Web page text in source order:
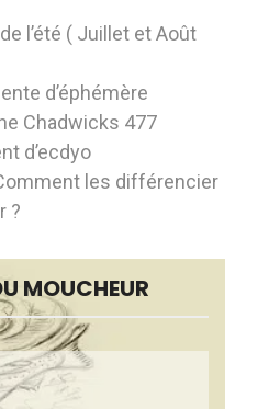
l’été ( Juillet et Août
d’éphémère
Chadwicks 477
d’ecdyo
les différencier
?
MOUCHEUR